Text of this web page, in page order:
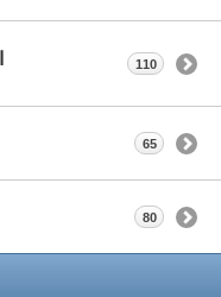
110
65
80